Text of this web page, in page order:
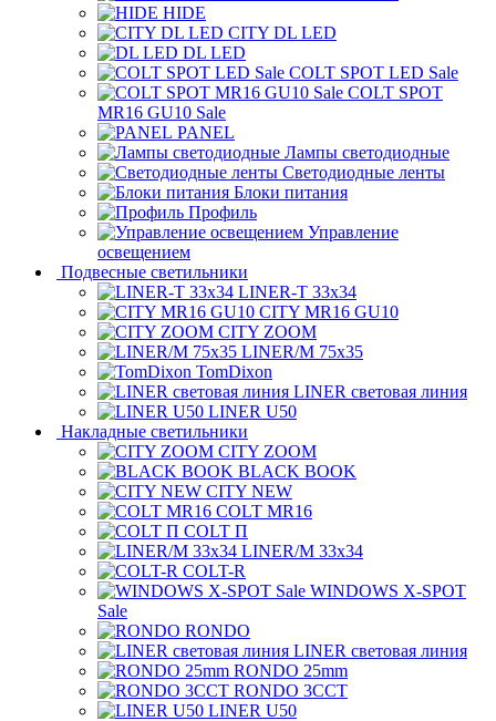
HIDE
CITY DL LED
DL LED
COLT SPOT LED Sale
COLT SPOT
MR16 GU10 Sale
PANEL
Лампы светодиодные
Светодиодные ленты
Блоки питания
Профиль
Управление
освещением
Подвесные светильники
LINER-T 33x34
CITY MR16 GU10
CITY ZOOM
LINER/M 75х35
TomDixon
LINER световая линия
LINER U50
Накладные светильники
CITY ZOOM
BLACK BOOK
CITY NEW
COLT MR16
COLT П
LINER/М 33х34
COLT-R
WINDOWS X-SPOT
Sale
RONDO
LINER световая линия
RONDO 25mm
RONDO 3CCT
LINER U50